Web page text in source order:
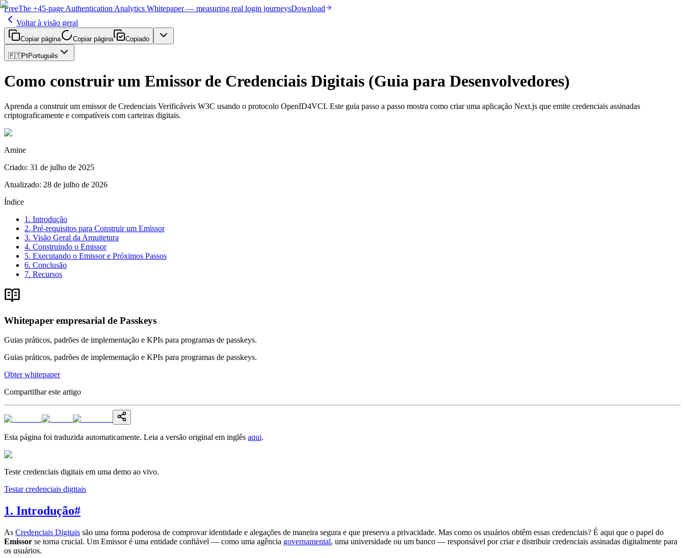
FreeThe +45-page Authentication Analytics Whitepaper — measuring real login journeysDownload
Voltar à visão geral
Copiar página Copiar página Copiado
🇵🇹PtPortuguês
Como construir um Emissor de Credenciais Digitais (Guia para Desenvolvedores)
Aprenda a construir um emissor de Credenciais Verificáveis W3C usando o protocolo OpenID4VCI. Este guia passo a passo mostra como criar uma aplicação Next.js que emite credenciais assinadas
criptograficamente e compatíveis com carteiras digitais.
Amine
Criado: 31 de julho de 2025
Atualizado: 28 de julho de 2026
Índice
1. Introdução
2. Pré-requisitos para Construir um Emissor
3. Visão Geral da Arquitetura
4. Construindo o Emissor
5. Executando o Emissor e Próximos Passos
6. Conclusão
7. Recursos
Whitepaper empresarial de Passkeys
Guias práticos, padrões de implementação e KPIs para programas de passkeys.
Guias práticos, padrões de implementação e KPIs para programas de passkeys.
Obter whitepaper
Compartilhar este artigo
Esta página foi traduzida automaticamente. Leia a versão original em inglês aqui.
Teste credenciais digitais em uma demo ao vivo.
Testar credenciais digitais
1. Introdução#
As Credenciais Digitais são uma forma poderosa de comprovar identidade e alegações de maneira segura e que preserva a privacidade. Mas como os usuários obtêm essas credenciais? É aqui que o papel do
Emissor se torna crucial. Um Emissor é uma entidade confiável — como uma agência governamental, uma universidade ou um banco — responsável por criar e distribuir credenciais assinadas digitalmente para
os usuários.